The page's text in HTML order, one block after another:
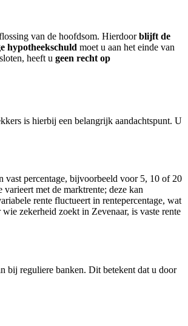
van de hoofdsom. Hierdoorblijft de
hypotheekschuld moet u aan het einde van
heeft u geen recht op
is hierbij een belangrijk aandachtspunt. U
vast percentage, bijvoorbeeld voor 5, 10 of 20
met de marktrente; deze kan
rente fluctueert in rentepercentage, wat
zekerheid zoekt in Zevenaar, is vaste rente
bij reguliere banken. Dit betekent dat u door